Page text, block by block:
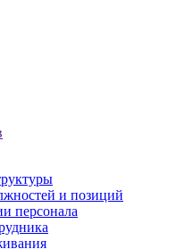
и позиций
персонала